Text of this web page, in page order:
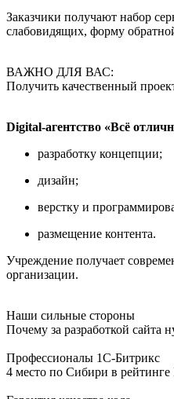
Заказчики получают набор
слабовидящих, форму
ВАЖНО ДЛЯ ВАС:
Получить качественный
Digital-агентство «Всё
разработку концепции;
дизайн;
верстку и
размещение контента.
Учреждение получает
организации.
Наши сильные стороны
Почему за разработкой сайта
Профессионалы 1С-Битрикс
4 место по Сибири в